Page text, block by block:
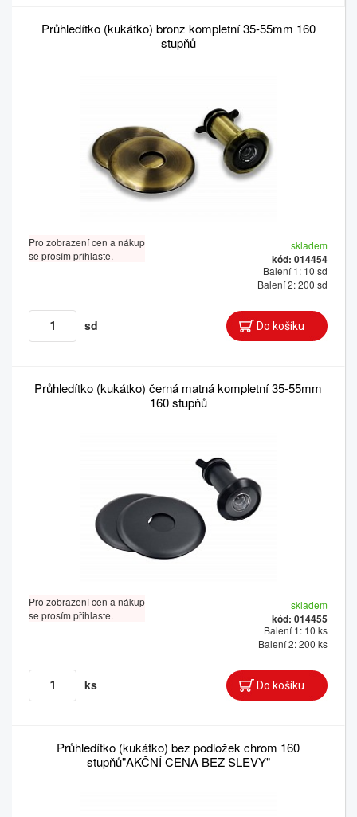
Průhledítko (kukátko) bronz kompletní 35-55mm 160
stupňů
Pro zobrazení cen a nákup
se prosím přihlaste.
skladem
kód: 014454
Balení 1: 10 sd
Balení 2: 200 sd
sd
Průhledítko (kukátko) černá matná kompletní 35-55mm
160 stupňů
Pro zobrazení cen a nákup
se prosím přihlaste.
skladem
kód: 014455
Balení 1: 10 ks
Balení 2: 200 ks
ks
Průhledítko (kukátko) bez podložek chrom 160
stupňů"AKČNÍ CENA BEZ SLEVY"